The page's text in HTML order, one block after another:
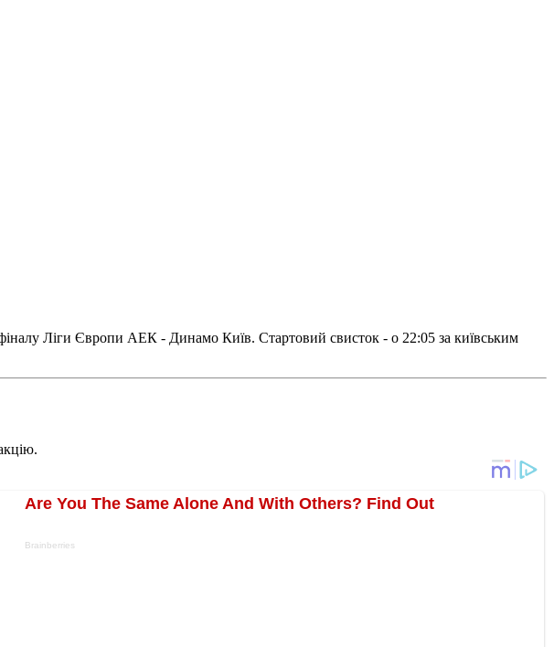
Ліги Європи АЕК - Динамо Київ. Стартовий свисток - о 22:05 за київським